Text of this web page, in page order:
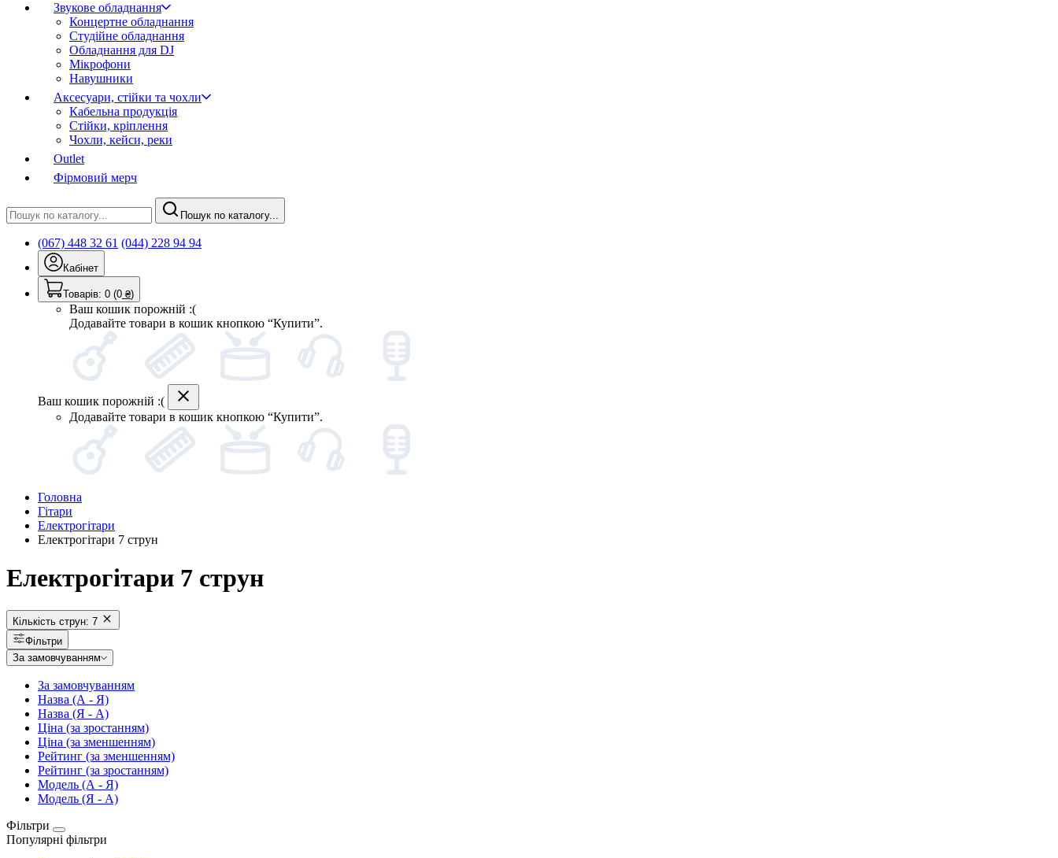
Звукове обладнання
Концертне обладнання
Студійне обладнання
Обладнання для DJ
Мікрофони
Навушники
Аксесуари, стійки та чохли
Кабельна продукція
Стійки, кріплення
Чохли, кейси, реки
Outlet
Фірмовий мерч
Пошук по каталогу...
(067) 448 32 61 (044) 228 94 94
Кабінет
Товарів: 0 (0 ₴)
Ваш кошик порожній :(
Додавайте товари в кошик кнопкою “Купити”.
Ваш кошик порожній :(
Додавайте товари в кошик кнопкою “Купити”.
Головна
Гітари
Електрогітари
Електрогітари 7 струн
Електрогітари 7 струн
Кількість струн: 7
Фільтри
За замовчуванням
За замовчуванням
Назва (А - Я)
Назва (Я - А)
Ціна (за зростанням)
Ціна (за зменшенням)
Рейтинг (за зменшенням)
Рейтинг (за зростанням)
Модель (А - Я)
Модель (Я - А)
Фільтри
Популярні фільтри